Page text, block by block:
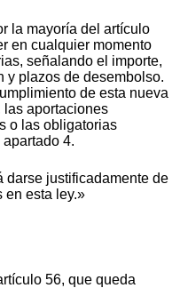
la mayoría del artículo
en cualquier momento
señalando el importe,
y plazos de desembolso.
de esta nueva
las aportaciones
o las obligatorias
4.
darse justificadamente de
en esta ley.»
56, que queda